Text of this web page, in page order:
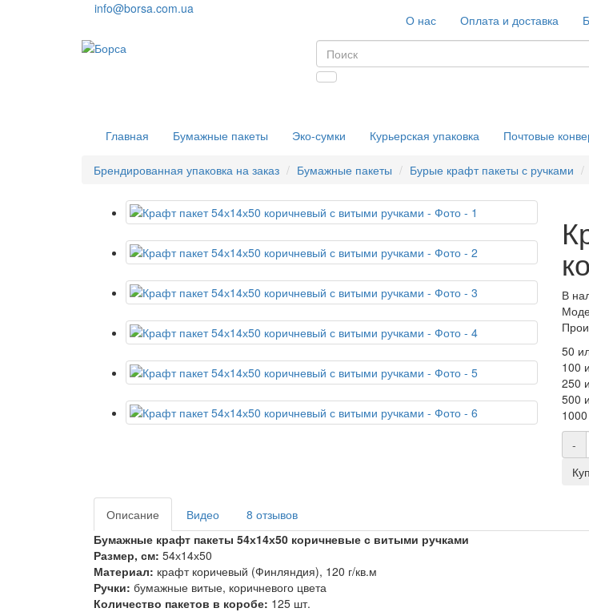
info@borsa.com.ua
О нас Оплата и доставка
Главная Бумажные пакеты Эко-сумки Курьерская упаковка Почтовые
Брендированная упаковка на заказ Бумажные пакеты Бурые крафт пакеты с ручками
В
50
100
250
500
-
Описание Видео
8 отзывов
Бумажные крафт пакеты 54х14х50 коричневые с витыми ручками
Размер, см: 54х14х50
Материал: крафт коричевый (Финляндия), 120 г/кв.м
Ручки: бумажные витые, коричневого цвета
Количество пакетов в коробе: 125 шт.